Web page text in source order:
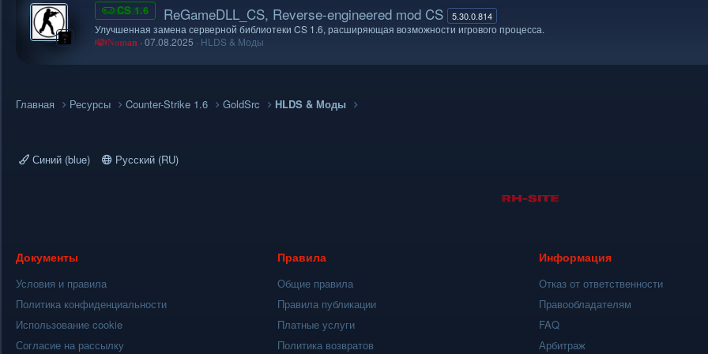
CS 1.6 ReGameDLL_CS, Reverse-engineered mod CS 5.30.0.814
Улучшенная замена серверной библиотеки CS 1.6, расширяющая возможности игрового процесса.
Noman 07.08.2025 HLDS & Моды
Главная Ресурсы Counter-Strike 1.6 GoldSrc HLDS & Моды
Синий (blue) Русский (RU)
Документы
Условия и правила
Политика конфиденциальности
Использование cookie
Согласие на рассылку
Правила
Общие правила
Правила публикации
Платные услуги
Политика возвратов
Информация
Отказ от ответственности
Правообладателям
FAQ
Арбитраж